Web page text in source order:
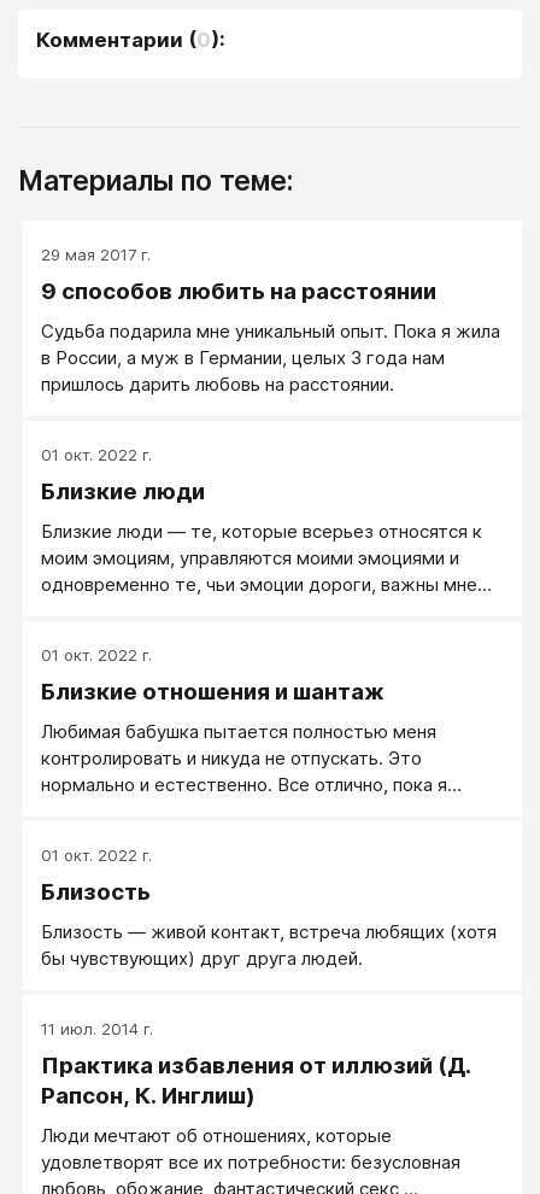
Комментарии (0):
Материалы по теме:
29 мая 2017 г.
9 способов любить на расстоянии
Судьба подарила мне уникальный опыт. Пока я жила
в России, а муж в Германии, целых 3 года нам
пришлось дарить любовь на расстоянии.
01 окт. 2022 г.
Близкие люди
Близкие люди — те, которые всерьез относятся к
моим эмоциям, управляются моими эмоциями и
одновременно те, чьи эмоции дороги, важны мне
01 окт. 2022 г.
Близкие отношения и шантаж
Любимая бабушка пытается полностью меня
контролировать и никуда не отпускать. Это
нормально и естественно. Все отлично, пока я
01 окт. 2022 г.
Близость
Близость — живой контакт, встреча любящих (хотя
бы чувствующих) друг друга людей.
11 июл. 2014 г.
Практика избавления от иллюзий (Д.
Рапсон, К. Инглиш)
Люди мечтают об отношениях, которые
удовлетворят все их потребности: безусловная
любовь​, обожание, фантастический секс,